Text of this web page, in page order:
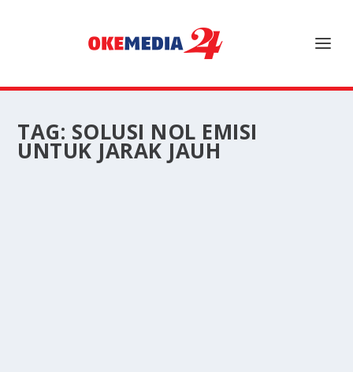
TAG: SOLUSI NOL EMISI
UNTUK JARAK JAUH